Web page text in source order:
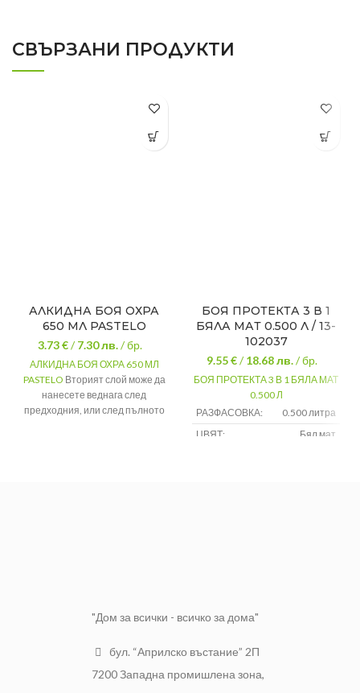
СВЪРЗАНИ ПРОДУКТИ
АЛКИДНА БОЯ ОХРА
650 МЛ PASTELO
3.73 €/7.30лв./ бр.
АЛКИДНА БОЯ ОХРА 650 МЛ
PASTELO Вторият слой може да
нанесете веднага след
предходния, или след пълното
БОЯ ПРОТЕКТА 3 В 1
БЯЛА МАТ 0.500 Л / 13-
102037
9.55 €/18.68лв./ бр.
БОЯ ПРОТЕКТА 3 В 1 БЯЛА МАТ
0.500 Л
РАЗФАСОВКА:
0.500 литра
ЦВЯТ:
Бял мат
"Дом за всички - всичко за дома"
бул. “Априлско въстание” 2П
7200 Западна промишлена зона,